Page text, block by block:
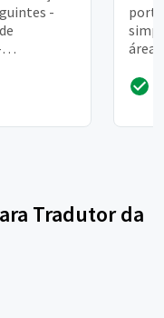
-
área
Tradutor da